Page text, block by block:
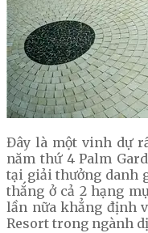
Đây là một vinh dự
năm thứ 4 Palm
tại giải thưởng danh
thắng ở cả 2 hạng
lần nữa khẳng định
Resort trong ngành